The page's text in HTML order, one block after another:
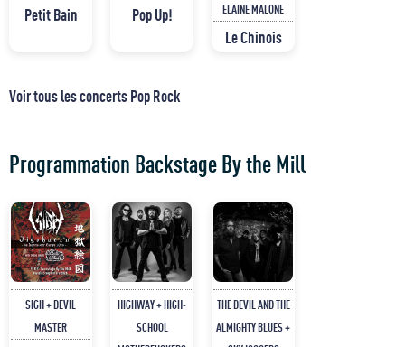
Petit Bain Pop Up!
ELAINE MALONE
Le Chinois
Voir tous les concerts Pop Rock
Programmation Backstage By the Mill
SIGH + DEVIL
MASTER
HIGHWAY + HIGH-
SCHOOL
THE DEVIL AND THE
ALMIGHTY BLUES +